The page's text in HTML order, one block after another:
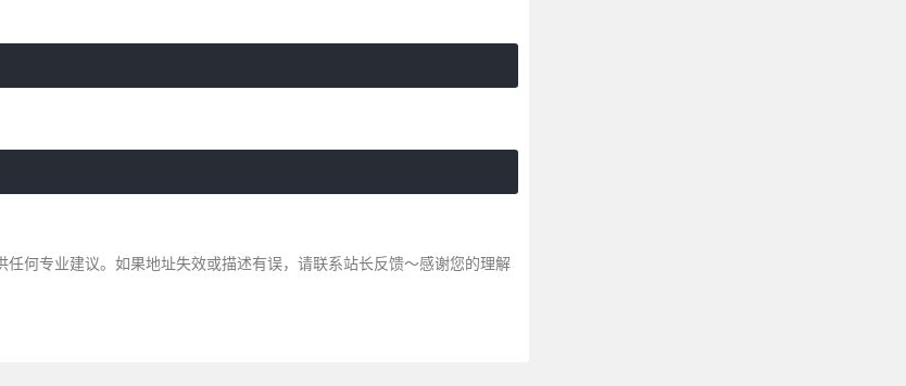
何专业建议。如果地址失效或描述有误，请联系站长反馈～感谢您的理解